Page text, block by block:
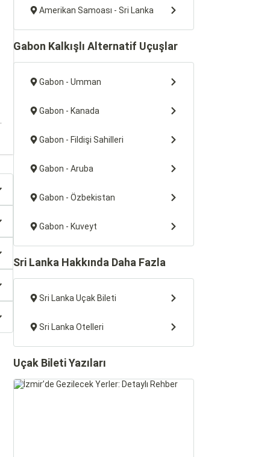
Amerikan Samoası - Sri Lanka
Gabon Kalkışlı Alternatif Uçuşlar
Gabon - Umman
Gabon - Kanada
Gabon - Fildişi Sahilleri
Gabon - Aruba
Gabon - Özbekistan
Gabon - Kuveyt
Sri Lanka Hakkında Daha Fazla
Sri Lanka Uçak Bileti
Sri Lanka Otelleri
Uçak Bileti Yazıları